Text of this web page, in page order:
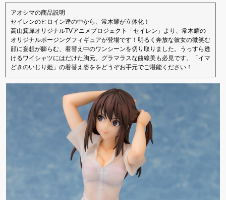
アオシマの商品説明
セイレンのヒロイン達の中から、常木耀が立体化！
高山箕犀オリジナルTVアニメプロジェクト「セイレン」より、常木耀の
オリジナルポージングフィギュアが登場です！明るく奔放な彼女の微笑む
顔に妄想が膨らむ、着替え中のワンシーンを切り取りました。うっすら透
けるワイシャツにはだけた胸元、グラマラスな曲線美も必見です。「イマ
どきのいじり姫」の着替え姿ををどうぞお手元でご堪能ください！